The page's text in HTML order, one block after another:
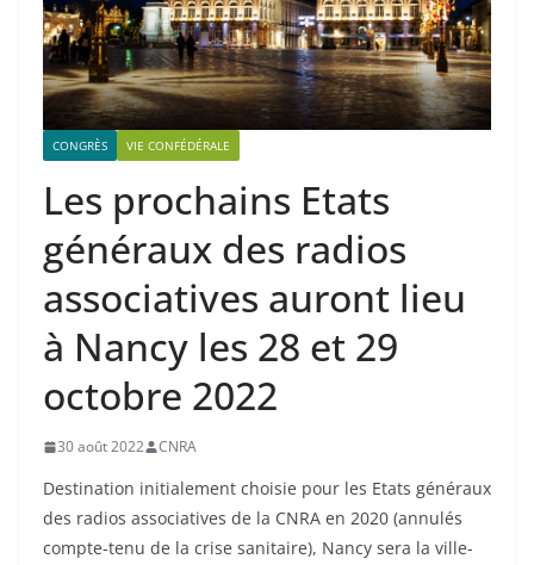
CONGRÈS VIE CONFÉDÉRALE
Les prochains Etats
généraux des radios
associatives auront lieu
à Nancy les 28 et 29
octobre 2022
30 août 2022 CNRA
Destination initialement choisie pour les Etats généraux
des radios associatives de la CNRA en 2020 (annulés
compte-tenu de la crise sanitaire), Nancy sera la ville-